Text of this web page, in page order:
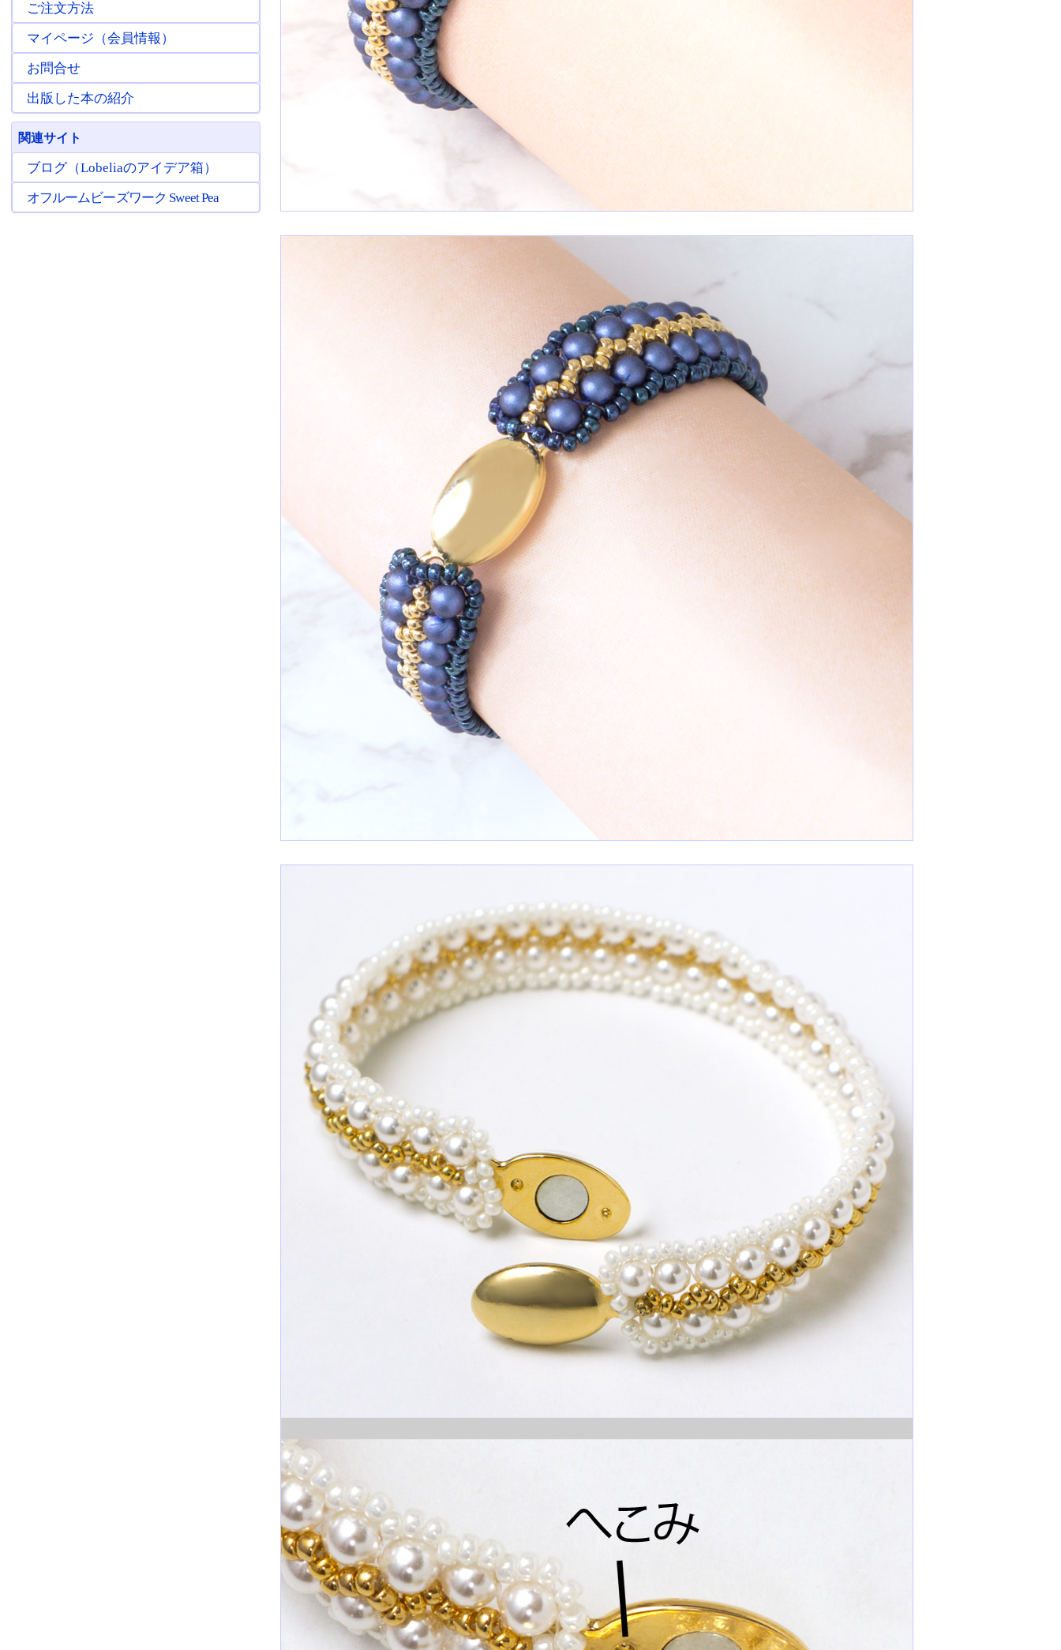
ご注文方法
マイページ（会員情報）
お問合せ
出版した本の紹介
関連サイト
ブログ（Lobeliaのアイデア箱）
オフルームビーズワーク Sweet Pea